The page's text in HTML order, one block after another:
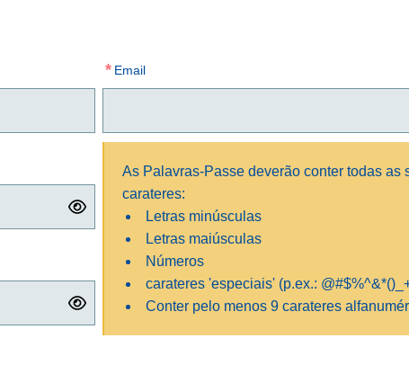
* Email
As Palavras-Passe deverão conter todas as
carateres:
Letras minúsculas
Letras maiúsculas
Números
carateres 'especiais' (p.ex.:
Conter pelo menos 9 carateres